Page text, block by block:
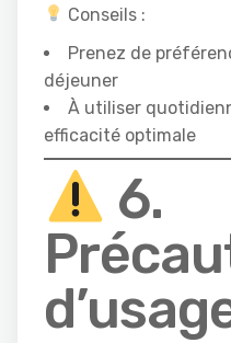
Conseils :
Prenez de
déjeuner
À utiliser
efficacité optimale
6.